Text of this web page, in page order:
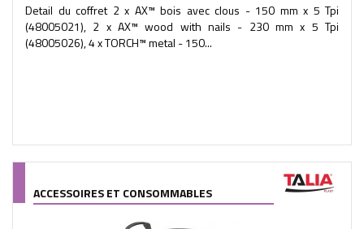
Detail du coffret 2 x AX™ bois avec clous - 150 mm x 5 Tpi
(48005021), 2 x AX™ wood with nails - 230 mm x 5 Tpi
(48005026), 4 x TORCH™ metal - 150...
ACCESSOIRES ET CONSOMMABLES